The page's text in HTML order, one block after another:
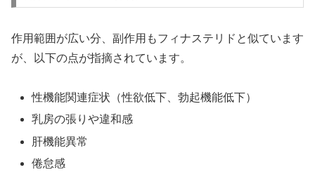
作用範囲が広い分、副作用もフィナステリドと似ています
が、以下の点が指摘されています。
性機能関連症状（性欲低下、勃起機能低下）
乳房の張りや違和感
肝機能異常
倦怠感